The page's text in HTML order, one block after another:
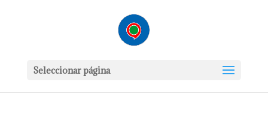
Seleccionar página